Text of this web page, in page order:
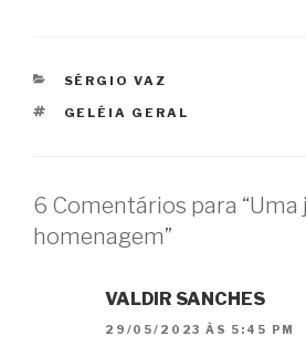
CATEGORIAS
SÉRGIO VAZ
TAGS
GELÉIA GERAL
6 Comentários para “Uma
homenagem”
VALDIR SANCHES
29/05/2023 ÀS 5:45 PM